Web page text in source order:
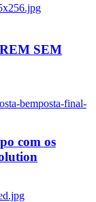
SEM
bemposta-final-
com os